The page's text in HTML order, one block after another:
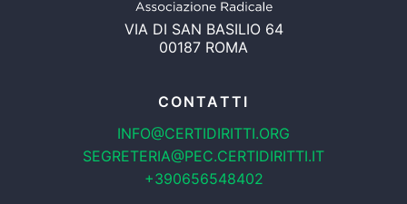
VIA DI SAN BASILIO 64
00187 ROMA
CONTATTI
INFO@CERTIDIRITTI.ORG
SEGRETERIA@PEC.CERTIDIRITTI.IT
+390656548402